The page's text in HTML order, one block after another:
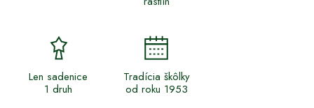
Len sadenice
1 druh
Tradícia škôlky
od roku 1953